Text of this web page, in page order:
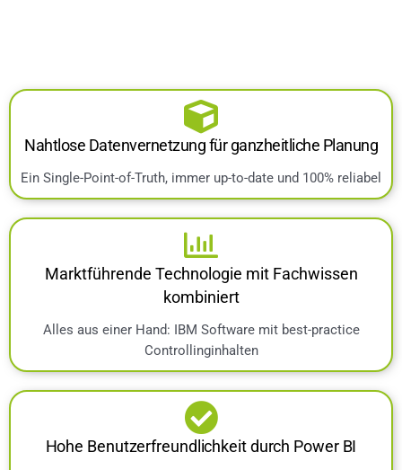
Nahtlose Datenvernetzung für ganzheitliche Planung
Ein Single-Point-of-Truth, immer up-to-date und 100% reliabel
Marktführende Technologie mit Fachwissen
kombiniert
Alles aus einer Hand: IBM Software mit best-practice
Controllinginhalten
Hohe Benutzerfreundlichkeit durch Power BI